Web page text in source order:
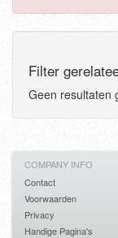
Filter
Geen resultaten
COMPANY INFO
Contact
Voorwaarden
Privacy
Handige Pagina's